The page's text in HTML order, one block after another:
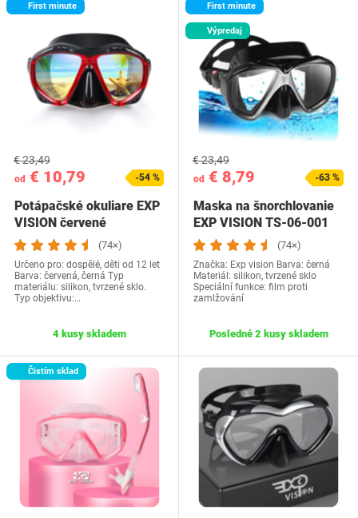
First minute
od € 10,79
€ 23,49
-54 %
Potápačské okuliare EXP
VISION červené
(74×)
Určeno pro: dospělé, děti od 12 let
Barva: červená, černá Typ
materiálu: ‎silikon, tvrzené sklo.
Typ objektivu:…
4 kusy skladem
First minute
Výpredaj
od € 8,79
€ 23,49
-63 %
Maska na šnorchlovanie
EXP VISION ‎TS-06-001
(74×)
Značka: Exp vision Barva: černá
Materiál: silikon, tvrzené sklo
Speciální funkce: film proti
zamlžování
Posledné 2 kusy skladem
Čistím sklad